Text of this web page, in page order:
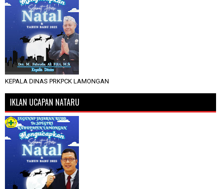
KEPALA DINAS PRKPCK LAMONGAN
IKLAN UCAPAN NATARU